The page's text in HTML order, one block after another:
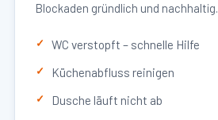
Blockaden gründlich und nachhaltig.
WC verstopft – schnelle Hilfe
Küchenabfluss reinigen
Dusche läuft nicht ab